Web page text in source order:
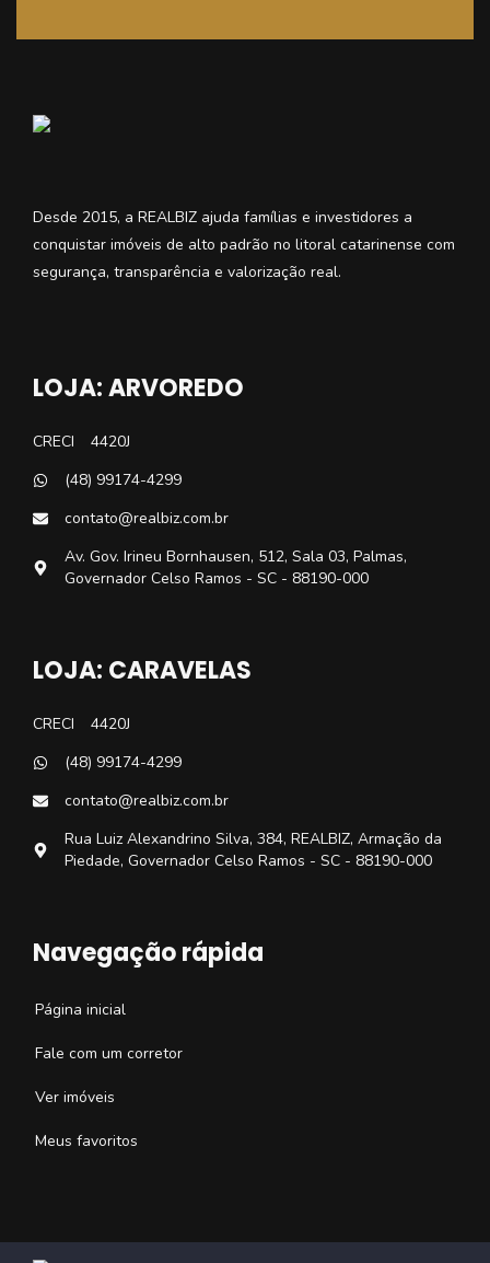
Desde 2015, a REALBIZ ajuda famílias e investidores a
conquistar imóveis de alto padrão no litoral catarinense com
segurança, transparência e valorização real.
LOJA: ARVOREDO
CRECI
4420J
(48) 99174-4299
contato@realbiz.com.br
Av. Gov. Irineu Bornhausen, 512, Sala 03, Palmas,
Governador Celso Ramos - SC - 88190-000
LOJA: CARAVELAS
CRECI
4420J
(48) 99174-4299
contato@realbiz.com.br
Rua Luiz Alexandrino Silva, 384, REALBIZ, Armação da
Piedade, Governador Celso Ramos - SC - 88190-000
Navegação rápida
Página inicial
Fale com um corretor
Ver imóveis
Meus favoritos